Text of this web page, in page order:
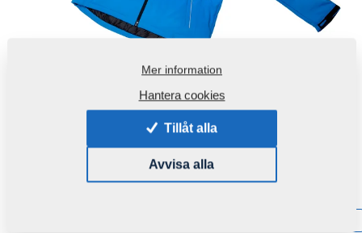
Produktkod: r00081
Mer information
Hantera cookies
Tillåt alla
Avvisa alla